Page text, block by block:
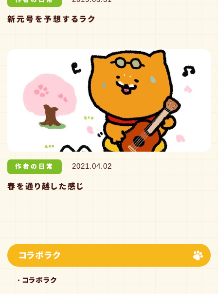
新元号を予想するラク
作者の日常 2021.04.02
春を通り越した感じ
コラボラク
コラボラク